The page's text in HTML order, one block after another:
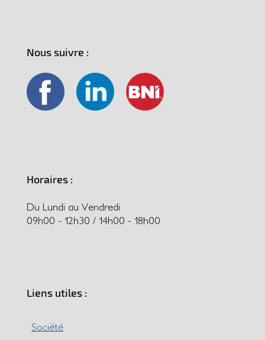
Nous suivre :
Horaires :
Du Lundi au Vendredi
09h00 - 12h30 / 14h00 - 18h00
Liens utiles :
Société